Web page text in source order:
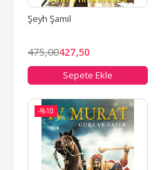
Şeyh Şamil
475,00427,50
Sepete Ekle
-%10